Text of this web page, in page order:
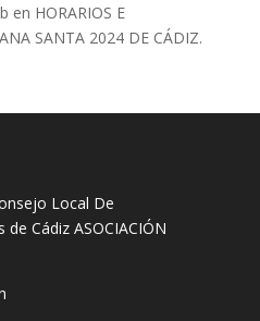
en HORARIOS E
SANTA 2024 DE CÁDIZ.
Local De
Cádiz ASOCIACIÓN